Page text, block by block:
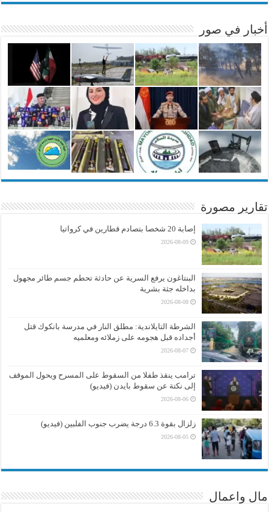
أخبار في صور
تقارير مصورة
إصابة 20 شخصا بتصادم قطارين في كرواتيا
2026-08-09
البنتاغون يرفع السرية عن حادثة تحطم جسم طائر مجهول
بداخله جثة بشرية
2026-08-08
الشرطة التايلاندية: مطلق النار في مدرسة بانكوك قتل
أجداده قبل هجومه على زملائه ومعلميه
2026-08-07
ترامب ينقذ طفلا من السقوط على المسرح ويحول الموقف
إلى نكتة عن سقوط بايدن (فيديو)
2026-08-06
زلزال بقوة 6.3 درجة يضرب جنوب الفلبين (فيديو)
2026-08-05
مال واعمال